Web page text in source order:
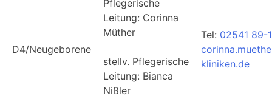
D4/Neugeborene
Pflegerische
Leitung: Corinna
Müther
stellv. Pflegerische
Leitung: Bianca
Nißler
Tel: 02541 89-
kliniken.de